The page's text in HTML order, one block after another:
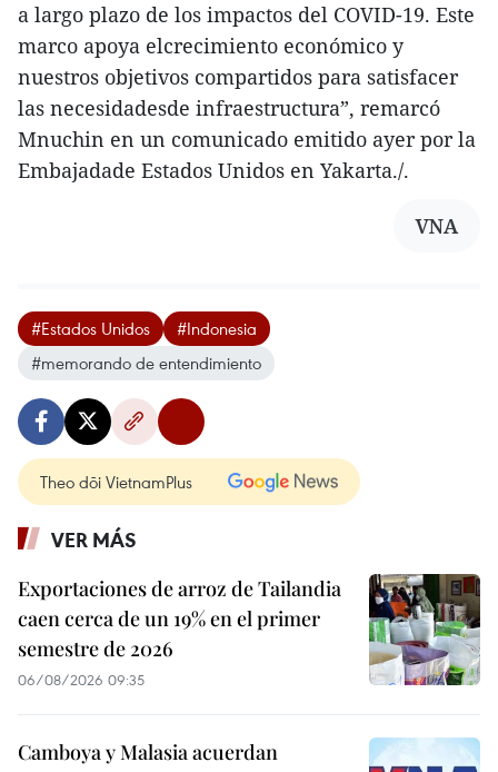
a largo plazo de los impactos del COVID-19. Este
marco apoya elcrecimiento económico y
nuestros objetivos compartidos para satisfacer
las necesidadesde infraestructura”, remarcó
Mnuchin en un comunicado emitido ayer por la
Embajadade Estados Unidos en Yakarta./.
VNA
#Estados Unidos
#Indonesia
#memorando de entendimiento
Theo dõi VietnamPlus
VER MÁS
Exportaciones de arroz de Tailandia
caen cerca de un 19% en el primer
semestre de 2026
06/08/2026 09:35
Camboya y Malasia acuerdan